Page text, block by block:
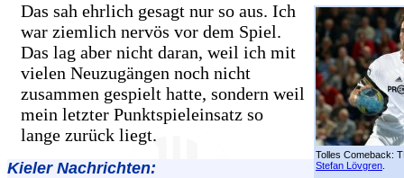
Tolles Comeback:
Stefan Lövgren
Das sah ehrlich gesagt nur so aus. Ich
war ziemlich nervös vor dem Spiel.
Das lag aber nicht daran, weil ich mit
vielen Neuzugängen noch nicht
zusammen gespielt hatte, sondern weil
mein letzter Punktspieleinsatz so
lange zurück liegt.
Kieler Nachrichten: